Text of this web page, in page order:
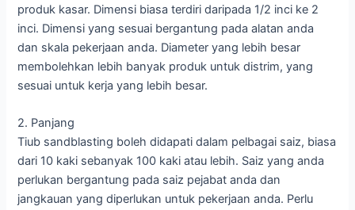
produk kasar. Dimensi biasa terdiri daripada 1/2 inci ke 2
inci. Dimensi yang sesuai bergantung pada alatan anda
dan skala pekerjaan anda. Diameter yang lebih besar
membolehkan lebih banyak produk untuk distrim, yang
sesuai untuk kerja yang lebih besar.
2. Panjang
Tiub sandblasting boleh didapati dalam pelbagai saiz, biasa
dari 10 kaki sebanyak 100 kaki atau lebih. Saiz yang anda
perlukan bergantung pada saiz pejabat anda dan
jangkauan yang diperlukan untuk pekerjaan anda. Perlu